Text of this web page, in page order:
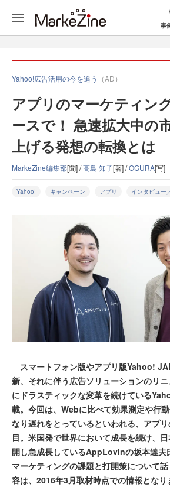
事
Yahoo!広告活用の今を追う （AD）
アプリのマーケティン
ースで！ 急速拡大中の
上げる発想の転換とは
MarkeZine編集部[聞] /高島 知子[著] /OGURA[写]
Yahoo! キャンペーン アプリ インタビュー
スマートフォン版やアプリ版Yahoo!
新、それに伴う広告ソリューションのリ
にドラスティックな変革を続けている
載。今回は、Webに比べて効果測定や行
なり遅れをとっているといわれる、アプ
目。米国発で世界において成長を続け、
開し急成長しているAppLovinの坂本達夫
マーケティングの課題と打開策について
容は、2016年3月取材時点での情報となり